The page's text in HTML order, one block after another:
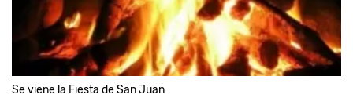
Se viene la Fiesta de San Juan